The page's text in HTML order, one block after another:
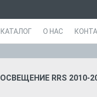
КАТАЛОГ О НАС
ОСВЕЩЕНИЕ RRS 2010-